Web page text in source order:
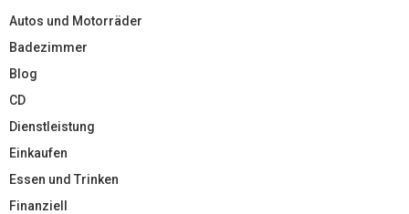
Autos und Motorräder
Badezimmer
Blog
CD
Dienstleistung
Einkaufen
Essen und Trinken
Finanziell